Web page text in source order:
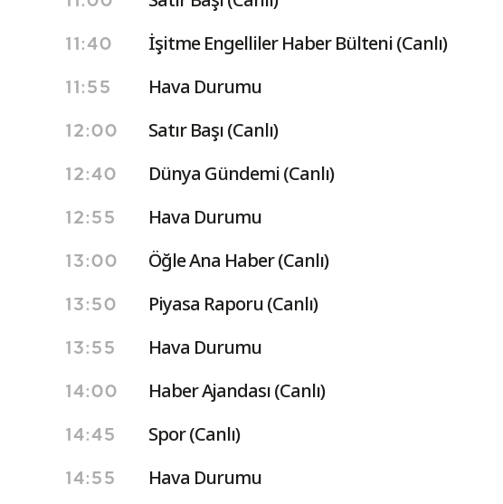
11:40 İşitme Engelliler Haber Bülteni (Canlı)
11:55 Hava Durumu
12:00 Satır Başı (Canlı)
12:40 Dünya Gündemi (Canlı)
12:55 Hava Durumu
13:00 Öğle Ana Haber (Canlı)
13:50 Piyasa Raporu (Canlı)
13:55 Hava Durumu
14:00 Haber Ajandası (Canlı)
14:45 Spor (Canlı)
14:55 Hava Durumu